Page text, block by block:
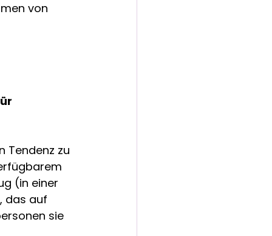
von
Tendenz zu
(in einer
das auf
sie